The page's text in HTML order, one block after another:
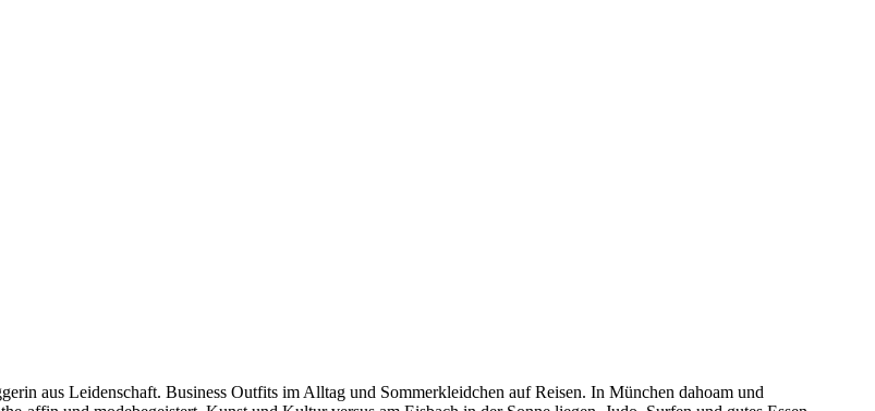
aus Leidenschaft. Business Outfits im Alltag und Sommerkleidchen auf Reisen. In München dahoam und